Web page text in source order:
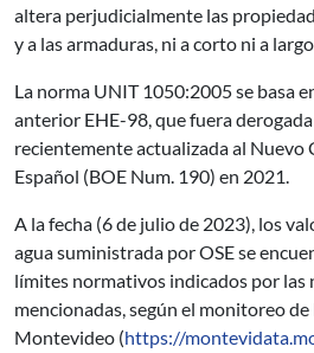
altera perjudicialmente las
y a las armaduras, ni a corto ni a
La norma UNIT 1050:2005 se basa
anterior EHE-98, que fuera
recientemente actualizada al Nuevo
Español (BOE Num. 190) en 2021.
A la fecha (6 de julio de 2023), los
agua suministrada por OSE se
límites normativos indicados por
mencionadas, según el monitoreo
Montevideo (https://